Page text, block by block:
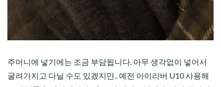
주머니에 넣기에는 조금 부담됩니다. 아무 생각없이 넣어서
굴려가지고 다닐 수도 있겠지만.. 예전 아이리버 U10 사용해